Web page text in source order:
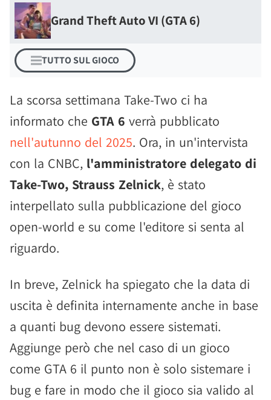
Grand Theft Auto VI (GTA 6)
TUTTO SUL GIOCO
La scorsa settimana Take-Two ci ha
informato che GTA 6 verrà pubblicato
nell'autunno del 2025. Ora, in un'intervista
con la CNBC, l'amministratore delegato di
Take-Two, Strauss Zelnick, è stato
interpellato sulla pubblicazione del gioco
open-world e su come l'editore si senta al
riguardo.
In breve, Zelnick ha spiegato che la data di
uscita è definita internamente anche in base
a quanti bug devono essere sistemati.
Aggiunge però che nel caso di un gioco
come GTA 6 il punto non è solo sistemare i
bug e fare in modo che il gioco sia valido al